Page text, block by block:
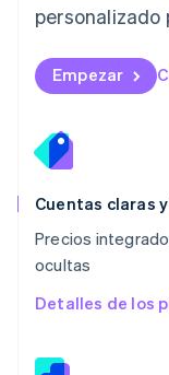
personalizado
Empezar
Cuentas claras
Precios
ocultas
Detalles de los
English 简体中文
English
México
Noruega
English
English
Nederlands
Polonia
English
RAE de Hong